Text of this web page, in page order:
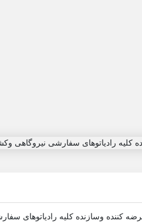
کننده وسازنده کلیه رادیاتوهای